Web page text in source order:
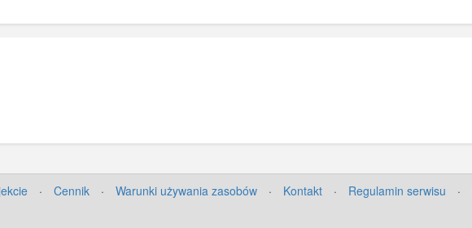
· Cennik · Warunki używania zasobów · Kontakt · Regulamin serwisu ·